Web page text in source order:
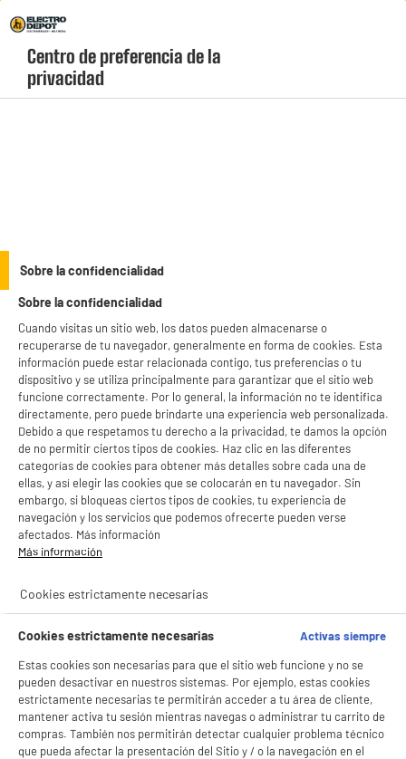
Menú
geolocation-header-icon-text
account
Centro de preferencia de la
privacidad
Sobre la confidencialidad
Sobre la confidencialidad
Cuando visitas un sitio web, los datos pueden almacenarse o
recuperarse de tu navegador, generalmente en forma de cookies. Esta
información puede estar relacionada contigo, tus preferencias o tu
dispositivo y se utiliza principalmente para garantizar que el sitio web
funcione correctamente. Por lo general, la información no te identifica
directamente, pero puede brindarte una experiencia web personalizada.
Debido a que respetamos tu derecho a la privacidad, te damos la opción
de no permitir ciertos tipos de cookies. Haz clic en las diferentes
categorías de cookies para obtener más detalles sobre cada una de
ellas, y así elegir las cookies que se colocarán en tu navegador. Sin
embargo, si bloqueas ciertos tipos de cookies, tu experiencia de
navegación y los servicios que podemos ofrecerte pueden verse
afectados. Más información
Más información
Cookies estrictamente necesarias
Cookies estrictamente necesarias
Activas siempre
Estas cookies son necesarias para que el sitio web funcione y no se
pueden desactivar en nuestros sistemas. Por ejemplo, estas cookies
estrictamente necesarias te permitirán acceder a tu área de cliente,
mantener activa tu sesión mientras navegas o administrar tu carrito de
compras. También nos permitirán detectar cualquier problema técnico
que pueda afectar la presentación del Sitio y / o la navegación en el